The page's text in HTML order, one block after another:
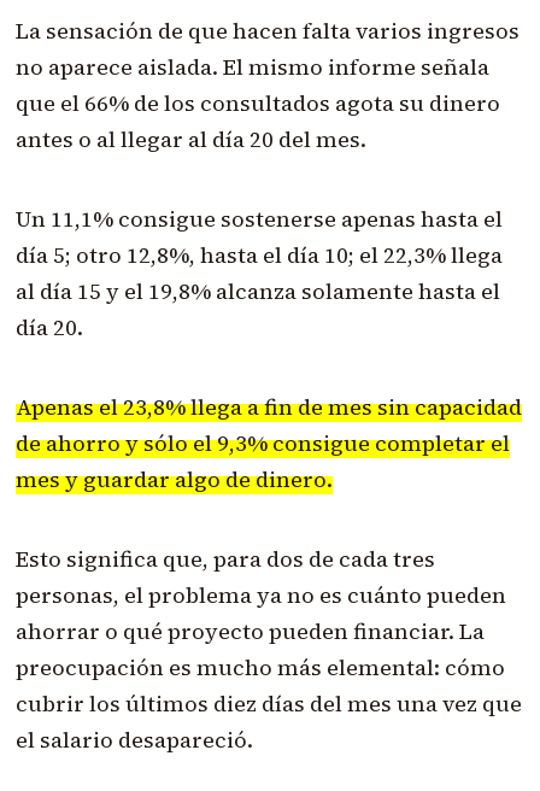
La sensación de que hacen falta varios ingresos
no aparece aislada. El mismo informe señala
que el 66% de los consultados agota su dinero
antes o al llegar al día 20 del mes.
Un 11,1% consigue sostenerse apenas hasta el
día 5; otro 12,8%, hasta el día 10; el 22,3% llega
al día 15 y el 19,8% alcanza solamente hasta el
día 20.
Apenas el 23,8% llega a fin de mes sin capacidad
de ahorro y sólo el 9,3% consigue completar el
mes y guardar algo de dinero.
Esto significa que, para dos de cada tres
personas, el problema ya no es cuánto pueden
ahorrar o qué proyecto pueden financiar. La
preocupación es mucho más elemental: cómo
cubrir los últimos diez días del mes una vez que
el salario desapareció.